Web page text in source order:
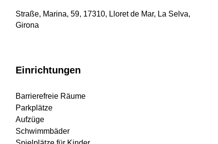
Straße, Marina, 59, 17310, Lloret de Mar, La Selva,
Girona
Einrichtungen
Barrierefreie Räume
Parkplätze
Aufzüge
Schwimmbäder